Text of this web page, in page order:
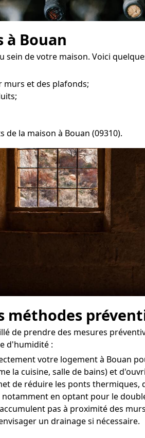
à Bouan
de votre maison. Voici
murs et des plafonds;
la maison à Bouan (09310).
de prendre des mesures
d'humidité :
votre logement à Bouan
la cuisine, salle de bains) et
de réduire les ponts
en optant pour le
pas à proximité des
un drainage si nécessaire.